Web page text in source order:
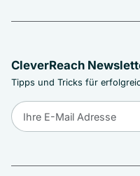
CleverReach
Tipps und Tricks für